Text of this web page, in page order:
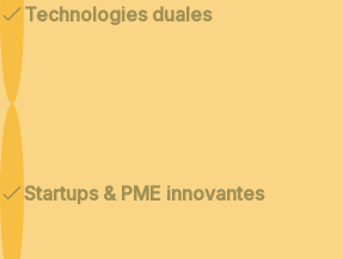
Technologies duales
Startups & PME innovantes